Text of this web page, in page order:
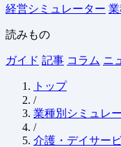
経営シミュレーター
読みもの
ガイド 記事 コラム ニ
トップ
/
業種別シミュレ
/
介護・デイサー